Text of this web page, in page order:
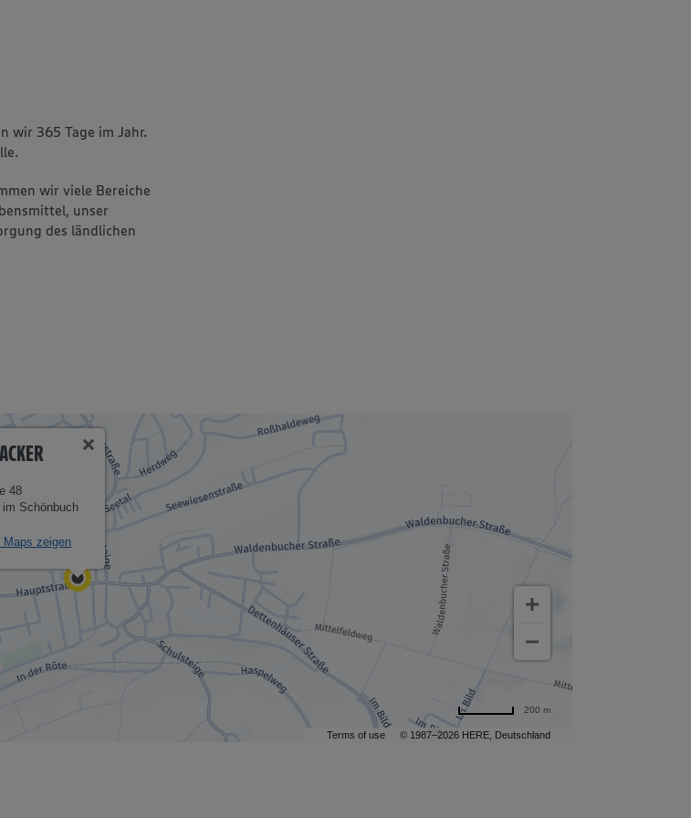
wir 365 Tage im Jahr.
wir viele Bereiche
unser
des ländlichen
Terms of use © 1987–2026 HERE, Deutschland
48
im Schönbuch
Maps zeigen
200 m